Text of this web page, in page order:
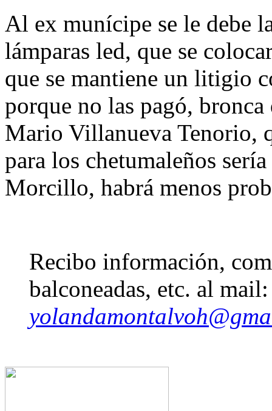
Al ex munícipe se le debe
lámparas led, que se
que se mantiene un litigio
porque no las pagó,
Mario Villanueva
para los chetumaleños
Morcillo, habrá menos
Recibo información,
balconeadas, etc. al mail: